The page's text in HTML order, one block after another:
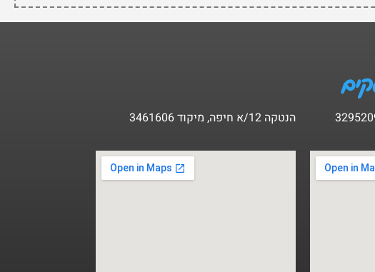
הנטקה 12/א חיפה, מיקוד 3461606